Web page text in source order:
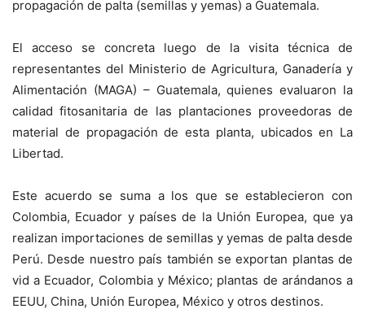
propagación de palta (semillas y yemas) a Guatemala.
El acceso se concreta luego de la visita técnica de
representantes del Ministerio de Agricultura, Ganadería y
Alimentación (MAGA) – Guatemala, quienes evaluaron la
calidad fitosanitaria de las plantaciones proveedoras de
material de propagación de esta planta, ubicados en La
Libertad.
Este acuerdo se suma a los que se establecieron con
Colombia, Ecuador y países de la Unión Europea, que ya
realizan importaciones de semillas y yemas de palta desde
Perú. Desde nuestro país también se exportan plantas de
vid a Ecuador, Colombia y México; plantas de arándanos a
EEUU, China, Unión Europea, México y otros destinos.